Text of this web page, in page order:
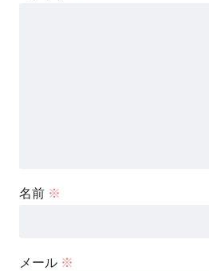
名前 ※
メール ※